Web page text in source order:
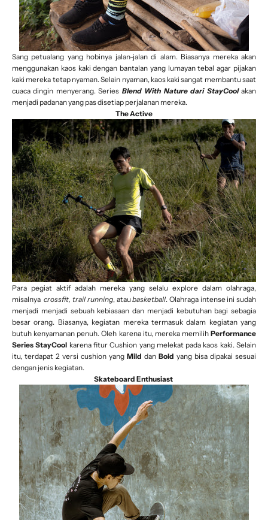
Sang petualang yang hobinya jalan-jalan di alam. Biasanya mereka akan
menggunakan kaos kaki dengan bantalan yang lumayan tebal agar pijakan
kaki mereka tetap nyaman. Selain nyaman, kaos kaki sangat membantu saat
cuaca dingin menyerang. Series Blend With Nature dari StayCool akan
menjadi padanan yang pas disetiap perjalanan mereka.
The Active
Para pegiat aktif adalah mereka yang selalu explore dalam olahraga,
misalnyacrossfit, trail running, ataubasketball. Olahraga intense ini sudah
menjadi menjadi sebuah kebiasaan dan menjadi kebutuhan bagi sebagia
besar orang. Biasanya, kegiatan mereka termasuk dalam kegiatan yang
butuh kenyamanan penuh. Oleh karena itu, mereka memilih Performance
Series StayCool karena fitur Cushion yang melekat pada kaos kaki. Selain
itu, terdapat 2 versi cushion yang Mild dan Bold yang bisa dipakai sesuai
dengan jenis kegiatan.
Skateboard Enthusiast